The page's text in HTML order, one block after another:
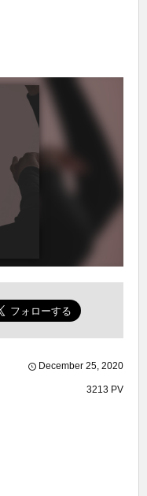
December 25 2020
3213 PV